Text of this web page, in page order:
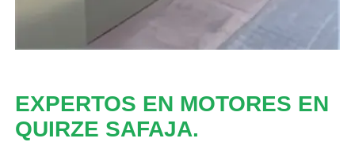
EXPERTOS EN MOTORES EN
QUIRZE SAFAJA.